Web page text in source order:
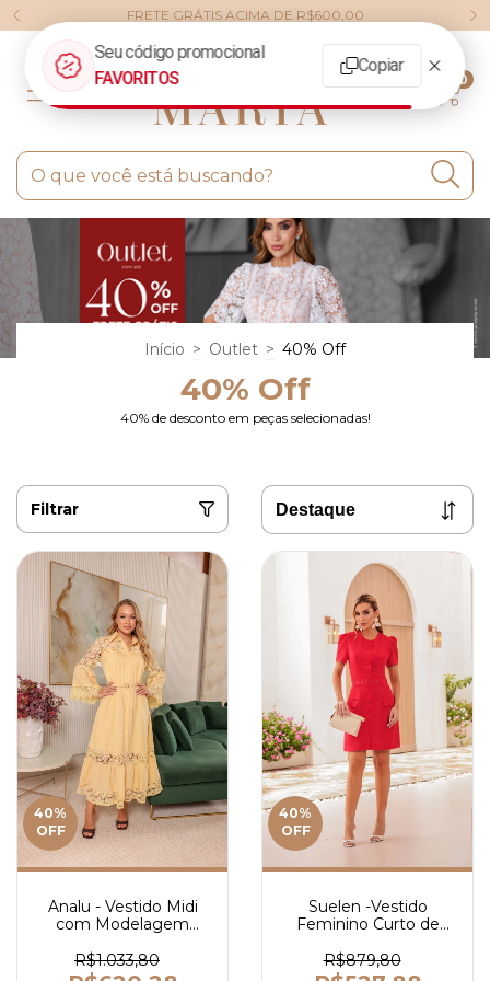
FRETE GRÁTIS ACIMA DE R$600,00
0
Início > Outlet > 40% Off
40% Off
40% de desconto em peças selecionadas!
Filtrar
40%
OFF
Analu - Vestido Midi
com Modelagem
com Detalhes em
Guipir e Cinto - Ref
R$1.033,80
40%
OFF
Suelen -Vestido
Feminino Curto de
Frontais e Cinto
Ajustável - Ref 4208
R$879,80